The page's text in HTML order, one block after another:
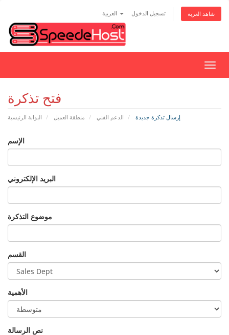
تسجيل الدخول شاهد العربة
تبديل
التنقل
فتح تذكرة
البوابة الرئيسية منطقة العميل الدعم الفني إرسال تذكرة جديدة
الإسم
البريد الإلكتروني
موضوع التذكرة
القسم
الأهمية
نص الرسالة